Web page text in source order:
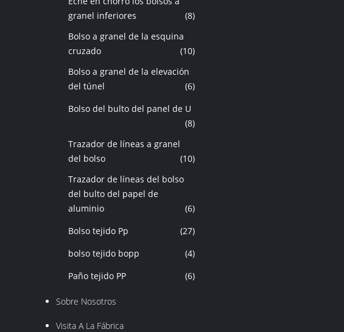
granel inferiores
(8)
Bolso a granel de la esquina
cruzado
(10)
Bolso a granel de la elevación
del túnel
(6)
Bolso del bulto del panel de U
(8)
Trazador de líneas a granel
del bolso
(10)
Trazador de líneas del bolso
del bulto del papel de
aluminio
(6)
Bolso tejido Pp
(27)
bolso tejido bopp
(4)
Paño tejido PP
(6)
Sobre Nosotros
Visita A La Fábrica